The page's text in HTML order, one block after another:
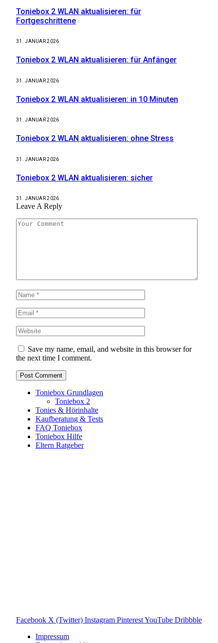
Toniebox 2 WLAN aktualisieren: für
Fortgeschrittene
31. JANUAR 2026
Toniebox 2 WLAN aktualisieren: für Anfänger
31. JANUAR 2026
Toniebox 2 WLAN aktualisieren: in 10 Minuten
31. JANUAR 2026
Toniebox 2 WLAN aktualisieren: ohne Stress
31. JANUAR 2026
Toniebox 2 WLAN aktualisieren: sicher
31. JANUAR 2026
Leave A Reply
Save my name, email, and website in this browser for
the next time I comment.
Toniebox Grundlagen
Toniebox 2
Tonies & Hörinhalte
Kaufberatung & Tests
FAQ Toniebox
Toniebox Hilfe
Eltern Ratgeber
Facebook X (Twitter) Instagram PinterestYouTube Dribbble
Impressum